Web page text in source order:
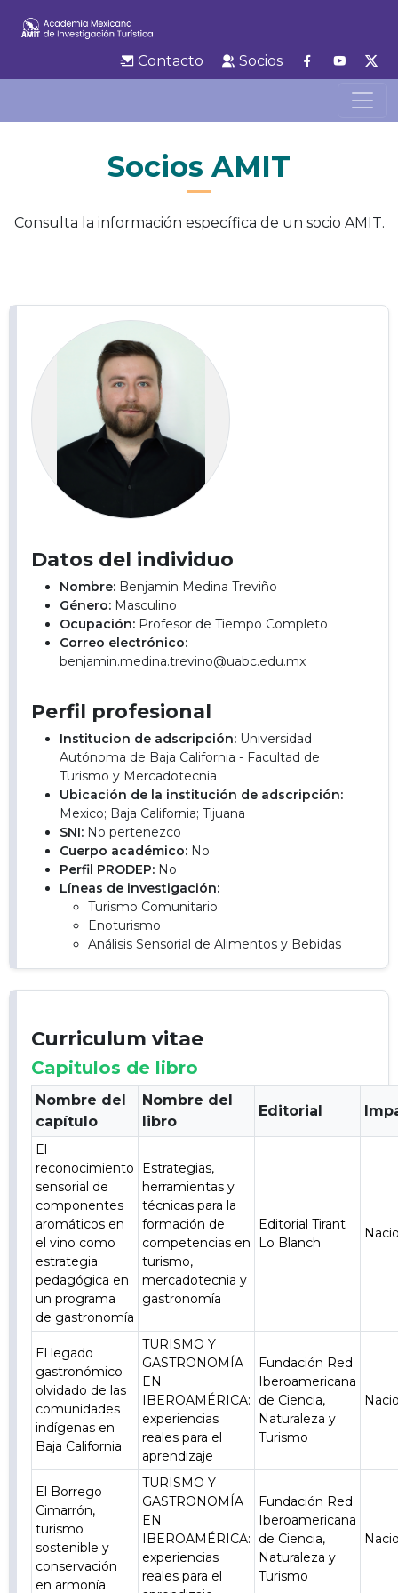
Contacto Socios
Socios AMIT
Consulta la información específica de un socio AMIT.
Datos del individuo
Nombre: Benjamin Medina Treviño
Género: Masculino
Ocupación: Profesor de Tiempo Completo
Correo electrónico:
benjamin.medina.trevino@uabc.edu.mx
Perfil profesional
Institucion de adscripción: Universidad
Autónoma de Baja California - Facultad de
Turismo y Mercadotecnia
Ubicación de la institución de adscripción:
Mexico; Baja California; Tijuana
SNI: No pertenezco
Cuerpo académico: No
Perfil PRODEP: No
Líneas de investigación:
Turismo Comunitario
Enoturismo
Análisis Sensorial de Alimentos y Bebidas
Curriculum vitae
Capitulos de libro
Nombre del
capítulo
Nombre del
libro
Editorial
El
reconocimiento
sensorial de
componentes
aromáticos en
el vino como
estrategia
pedagógica en
un programa
de gastronomía
Estrategias,
herramientas y
técnicas para la
formación de
competencias en
turismo,
mercadotecnia y
gastronomía
Editorial Tirant
Lo Blanch
El legado
gastronómico
olvidado de las
comunidades
indígenas en
Baja California
TURISMO Y
GASTRONOMÍA
EN
IBEROAMÉRICA:
experiencias
reales para el
aprendizaje
Fundación Red
Iberoamericana
de Ciencia,
Naturaleza y
Turismo
El Borrego
Cimarrón,
turismo
sostenible y
conservación
en armonía
TURISMO Y
GASTRONOMÍA
EN
IBEROAMÉRICA:
experiencias
reales para el
Fundación Red
Iberoamericana
de Ciencia,
Naturaleza y
Turismo